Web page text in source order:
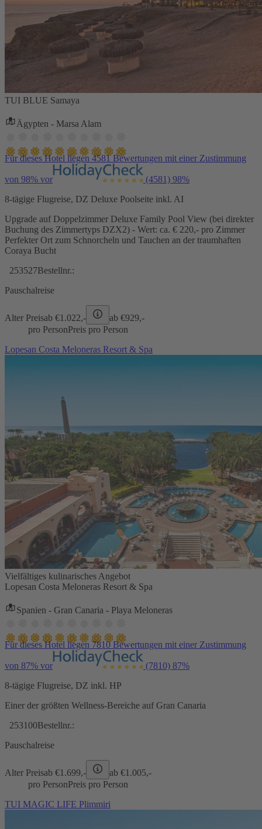
TUI BLUE Samaya
Ägypten - Marsa Alam
Für dieses Hotel liegen 4581 Bewertungen mit einer Zustimmung
von 98% vor (4581) 98%
8-tägige Flugreise, DZ Deluxe Poolseite inkl. AI
Upgrade auf Doppelzimmer Deluxe Family Pool View (bei direkter
Buchung des Zimmertyps DZX2) - Wert: ca. € 220,- pro Zimmer
Perfekter Ort zum Schnorcheln und Tauchen an der traumhaften
Coraya Bucht
253527Bestellnr.:
Pauschalreise
Alter Preisab €1.022,- ab €929,-
pro PersonPreis pro Person
Lopesan Costa Meloneras Resort & Spa
Vielfältiges kulinarisches Angebot
Lopesan Costa Meloneras Resort & Spa
Spanien - Gran Canaria - Playa Meloneras
Für dieses Hotel liegen 7810 Bewertungen mit einer Zustimmung
von 87% vor (7810) 87%
8-tägige Flugreise, DZ inkl. HP
Einer der größten Wellness-Bereiche auf Gran Canaria
253100Bestellnr.:
Pauschalreise
Alter Preisab €1.699,- ab €1.005,-
pro PersonPreis pro Person
TUI MAGIC LIFE Plimmiri